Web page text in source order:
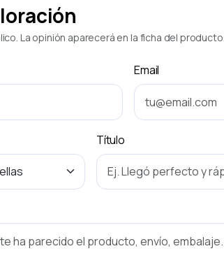
La opinión aparecerá en la ficha del producto.
Email
Título